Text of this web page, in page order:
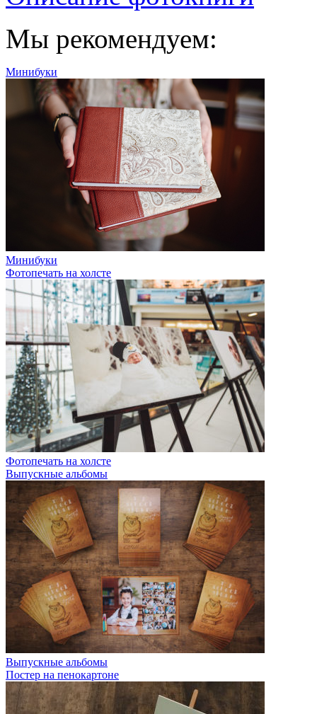
Мы рекомендуем:
Минибуки
Минибуки
Фотопечать на холсте
Фотопечать на холсте
Выпускные альбомы
Выпускные альбомы
Постер на пенокартоне